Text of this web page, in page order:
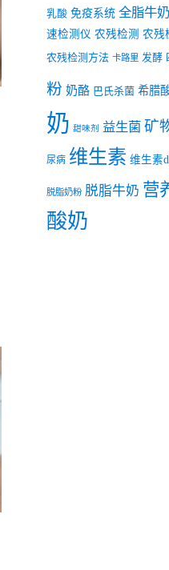
乳酸 免疫系统 全脂牛奶
速检测仪 农残检测 农残
农残检测方法 卡路里 发酵
粉 奶酪 巴氏杀菌 希腊
奶 甜味剂 益生菌 矿
尿病 维生素 维生素d
脱脂奶粉 脱脂牛奶 营
酸奶